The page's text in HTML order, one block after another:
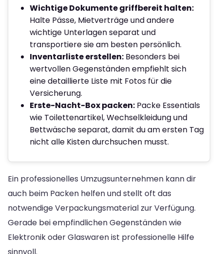
Wichtige Dokumente griffbereit halten:
Halte Pässe, Mietverträge und andere
wichtige Unterlagen separat und
transportiere sie am besten persönlich.
Inventarliste erstellen: Besonders bei
wertvollen Gegenständen empfiehlt sich
eine detaillierte Liste mit Fotos für die
Versicherung.
Erste-Nacht-Box packen: Packe Essentials
wie Toilettenartikel, Wechselkleidung und
Bettwäsche separat, damit du am ersten Tag
nicht alle Kisten durchsuchen musst.
Ein professionelles Umzugsunternehmen kann dir
auch beim Packen helfen und stellt oft das
notwendige Verpackungsmaterial zur Verfügung.
Gerade bei empfindlichen Gegenständen wie
Elektronik oder Glaswaren ist professionelle Hilfe